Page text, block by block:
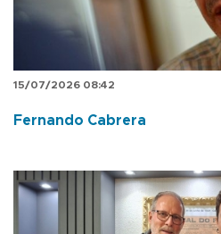
15/07/2026 08:42
Fernando Cabrera